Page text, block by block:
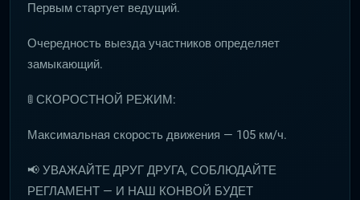
Первым стартует ведущий.
Очередность выезда участников определяет
замыкающий.
🚦 СКОРОСТНОЙ РЕЖИМ:
Максимальная скорость движения — 105 км/ч.
📢 УВАЖАЙТЕ ДРУГ ДРУГА, СОБЛЮДАЙТЕ
РЕГЛАМЕНТ — И НАШ КОНВОЙ БУДЕТ